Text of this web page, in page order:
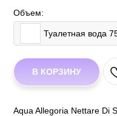
Объем:
Туалетная вода
В КОРЗИНУ
Aqua Allegoria Nettare Di